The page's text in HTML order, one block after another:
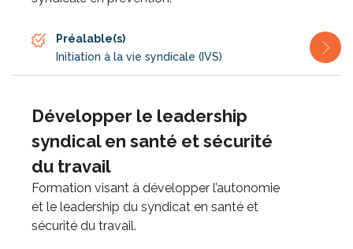
Préalable(s)
Initiation à la vie syndicale (IVS)
Développer le leadership
syndical en santé et sécurité
du travail
Formation visant à développer l’autonomie
et le leadership du syndicat en santé et
sécurité du travail.